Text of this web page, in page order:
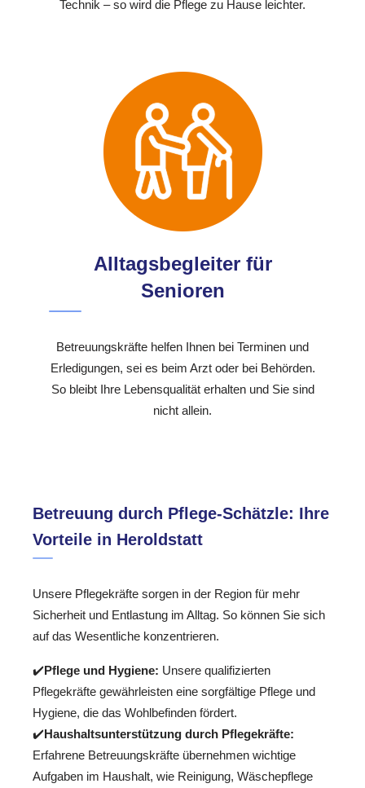
Technik – so wird die Pflege zu Hause leichter.
Alltagsbegleiter für
Senioren
Betreuungskräfte helfen Ihnen bei Terminen und
Erledigungen, sei es beim Arzt oder bei Behörden.
So bleibt Ihre Lebensqualität erhalten und Sie sind
nicht allein.
Betreuung durch Pflege-Schätzle: Ihre
Vorteile in Heroldstatt
Unsere Pflegekräfte sorgen in der Region für mehr
Sicherheit und Entlastung im Alltag. So können Sie sich
auf das Wesentliche konzentrieren.
✔️Pflege und Hygiene: Unsere qualifizierten
Pflegekräfte gewährleisten eine sorgfältige Pflege und
Hygiene, die das Wohlbefinden fördert.
✔️Haushaltsunterstützung durch Pflegekräfte:
Erfahrene Betreuungskräfte übernehmen wichtige
Aufgaben im Haushalt, wie Reinigung, Wäschepflege